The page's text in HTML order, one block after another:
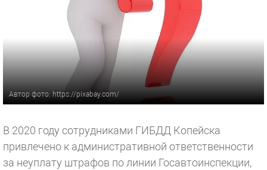
Автор фото: https://pixabay.com/
В 2020 году сотрудниками ГИБДД Копейска
привлечено к административной ответственности
за неуплату штрафов по линии Госавтоинспекции,